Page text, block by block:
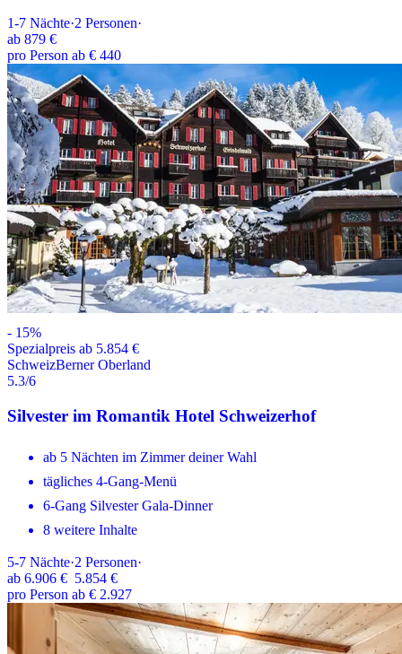
1-7 Nächte·2 Personen·
ab 879 €
pro Person ab € 440
- 15%
Spezialpreis ab 5.854 €
SchweizBerner Oberland
5.3/6
Silvester im Romantik Hotel Schweizerhof
ab 5 Nächten im Zimmer deiner Wahl
tägliches 4-Gang-Menü
6-Gang Silvester Gala-Dinner
8 weitere Inhalte
5-7 Nächte·2 Personen·
ab 6.906 € 5.854 €
pro Person ab € 2.927